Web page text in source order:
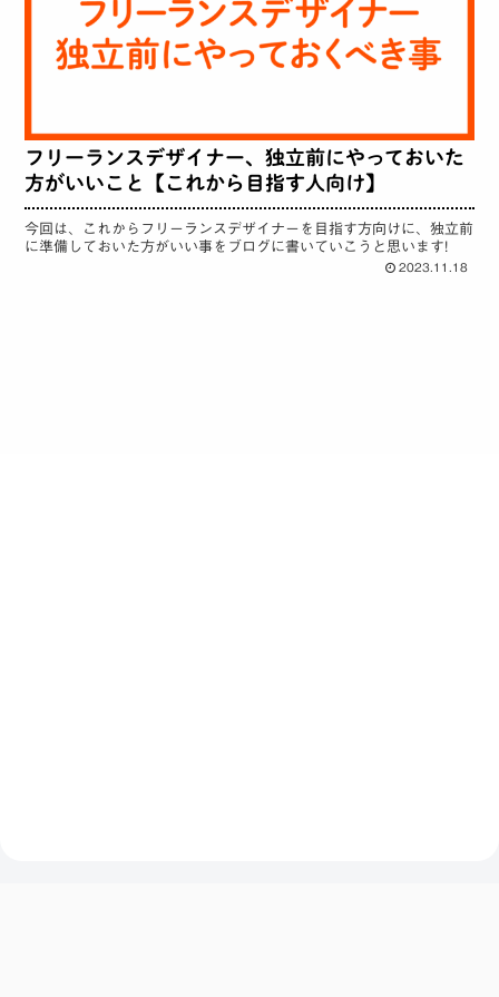
フリーランスデザイナー、独立前にやっておいた
方がいいこと【これから目指す人向け】
今回は、これからフリーランスデザイナーを目指す方向けに、独立前
に準備しておいた方がいい事をブログに書いていこうと思います!
2023.11.18